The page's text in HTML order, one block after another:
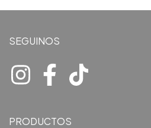
SEGUINOS
PRODUCTOS